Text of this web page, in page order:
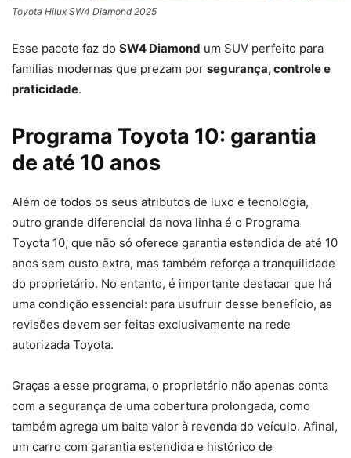
Toyota Hilux SW4 Diamond 2025
Esse pacote faz do SW4 Diamond um SUV perfeito para
famílias modernas que prezam por segurança, controle e
praticidade.
Programa Toyota 10: garantia
de até 10 anos
Além de todos os seus atributos de luxo e tecnologia,
outro grande diferencial da nova linha é o Programa
Toyota 10, que não só oferece garantia estendida de até 10
anos sem custo extra, mas também reforça a tranquilidade
do proprietário. No entanto, é importante destacar que há
uma condição essencial: para usufruir desse benefício, as
revisões devem ser feitas exclusivamente na rede
autorizada Toyota.
Graças a esse programa, o proprietário não apenas conta
com a segurança de uma cobertura prolongada, como
também agrega um baita valor à revenda do veículo. Afinal,
um carro com garantia estendida e histórico de